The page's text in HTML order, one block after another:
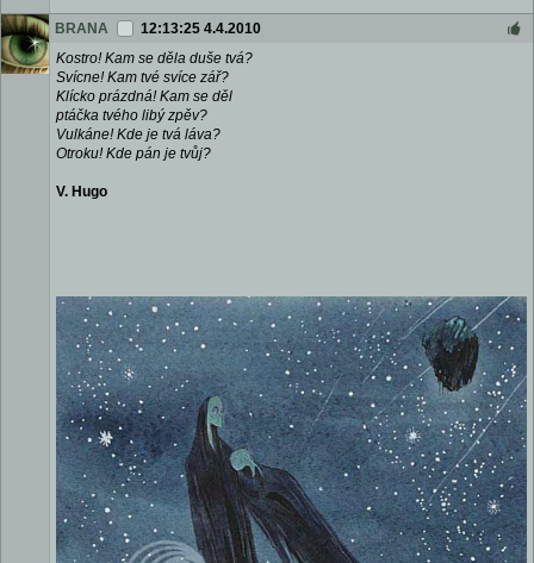
BRANA
12:13:25 4.4.2010
Kostro! Kam se děla duše tvá?
Svícne! Kam tvé svíce zář?
Klícko prázdná! Kam se děl
ptáčka tvého libý zpěv?
Vulkáne! Kde je tvá láva?
Otroku! Kde pán je tvůj?
V. Hugo